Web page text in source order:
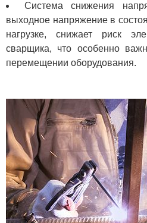
Система снижения
выходное напряжение в
нагрузке, снижает риск
сварщика, что особенно
перемещении оборудования.